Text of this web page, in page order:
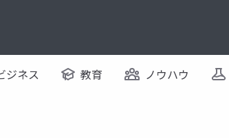
ジネス 教育 ノウハウ